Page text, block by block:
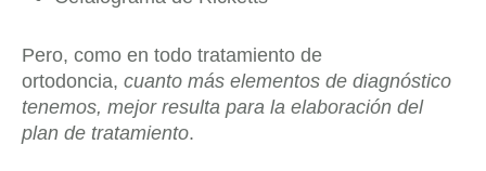
Pero, como en todo tratamiento de
ortodoncia, cuanto más elementos de diagnóstico
tenemos, mejor resulta para la elaboración del
plan de tratamiento.